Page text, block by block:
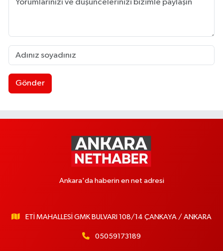
Gönder
Ankara'da haberin en net adresi
ETİ MAHALLESİ GMK BULVARI 108/14 ÇANKAYA / ANKARA
05059173189